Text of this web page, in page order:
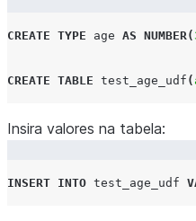
CREATE TYPE age AS NUMBER(
CREATE TABLE test_age_udf (
Insira valores na tabela:
INSERT INTO test_age_udf